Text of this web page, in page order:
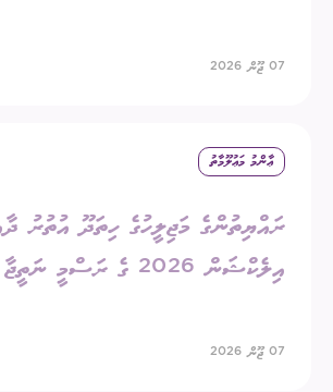
07 ޖޫން 2026
ޢާންމު މަޢުލޫމާތު
ރައްޔިތުންގެ މަޖިލީހުގެ ހިތަދޫ އުތުރު
އިލެކްޝަން 2026 ގެ ރަސްމީ ނަތީޖާ
07 ޖޫން 2026